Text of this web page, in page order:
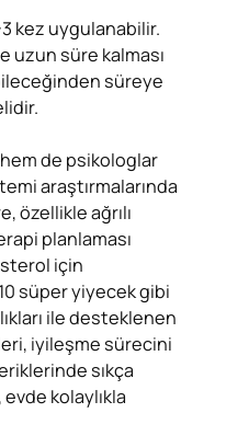
kez uygulanabilir.
uzun süre kalması
süreye
de psikologlar
araştırmalarında
özellikle ağrılı
planlaması
için
süper yiyecek gibi
ile desteklenen
iyileşme sürecini
sıkça
kolaylıkla